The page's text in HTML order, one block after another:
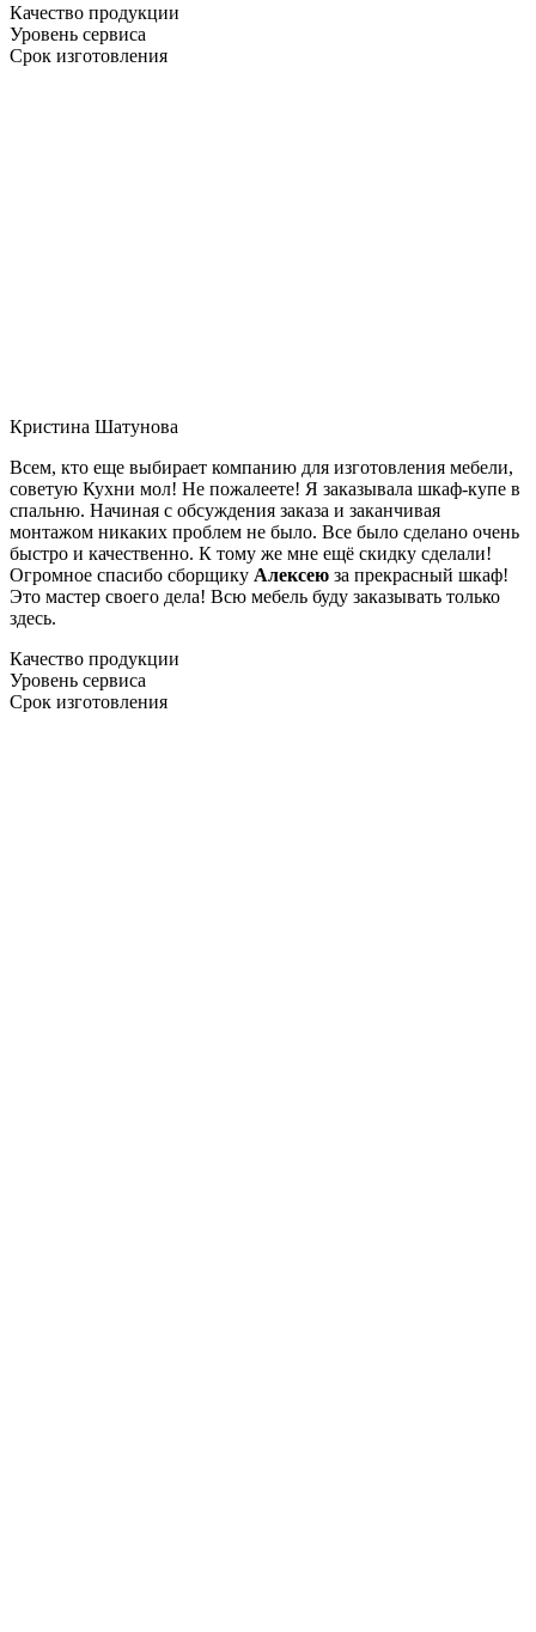
Качество продукции
Уровень сервиса
Срок изготовления
Кристина Шатунова
Всем, кто еще выбирает компанию для изготовления мебели,
советую Кухни мол! Не пожалеете! Я заказывала шкаф-купе в
спальню. Начиная с обсуждения заказа и заканчивая
монтажом никаких проблем не было. Все было сделано очень
быстро и качественно. К тому же мне ещё скидку сделали!
Огромное спасибо сборщику Алексею за прекрасный шкаф!
Это мастер своего дела! Всю мебель буду заказывать только
здесь.
Качество продукции
Уровень сервиса
Срок изготовления